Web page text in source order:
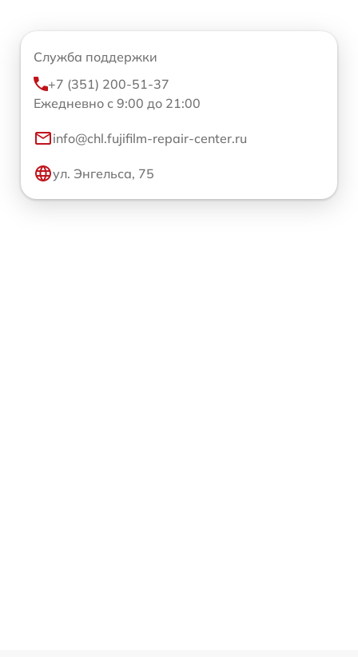
Служба поддержки
+7 (351) 200-51-37
Ежедневно с 9:00 до 21:00
info@chl.fujifilm-repair-center.ru
ул. Энгельса, 75